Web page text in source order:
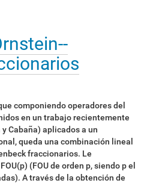
componiendo operadores del
en un trabajo recientemente
Cabaña) aplicados a un
queda una combinación lineal
fraccionarios. Le
(FOU de orden p, siendo p el
A través de la obtención de